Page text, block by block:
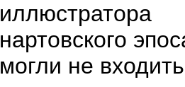
иллюстратора
нартовского
могли не входить